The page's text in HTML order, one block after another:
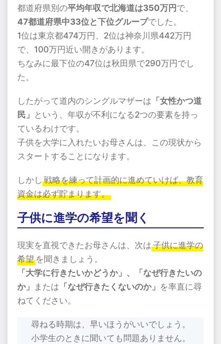
都道府県別の平均年収で北海道は350万円 で、
47都道府県中33位と下位グループでした。
1位は東京都474万円、2位は神奈川県442万円
で、100万円近い開きがあります。
ちなみに最下位の47位は秋田県で290万円でし
た。
したがって道内のシングルマザーは 「女性かつ道
民」 という、年収が不利になる2つの要素を持っ
ているわけです。
子供を大学に入れたいお母さんは、この現状から
スタートすることになります。
しかし 戦略を練って計画的に進めていけば、教育
資金は必ず貯まります。
子供に進学の希望を聞く
現実を直視できたお母さんは、次は 子供に進学の
希望 を聞きましょう。
「大学に行きたいかどうか」、「なぜ行きたいの
か」 または 「なぜ行きたくないのか」 を率直に尋
ねてください。
尋ねる時期は、早いほうがいいでしょう。
小学生のときに聞いても問題ありません。